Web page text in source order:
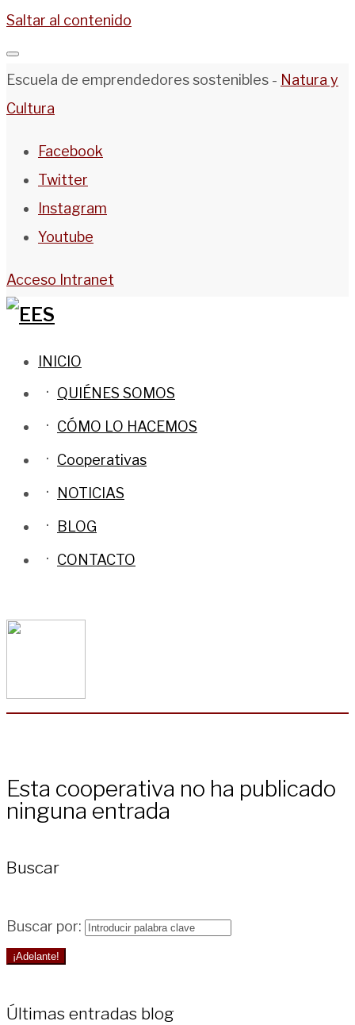
Saltar al contenido
Escuela de emprendedores sostenibles - Natura y
Cultura
Facebook
Twitter
Instagram
Youtube
Acceso Intranet
INICIO
QUIÉNES SOMOS
CÓMO LO HACEMOS
Cooperativas
NOTICIAS
BLOG
CONTACTO
Esta cooperativa no ha publicado
ninguna entrada
Buscar
Buscar por:
¡Adelante!
Últimas entradas blog